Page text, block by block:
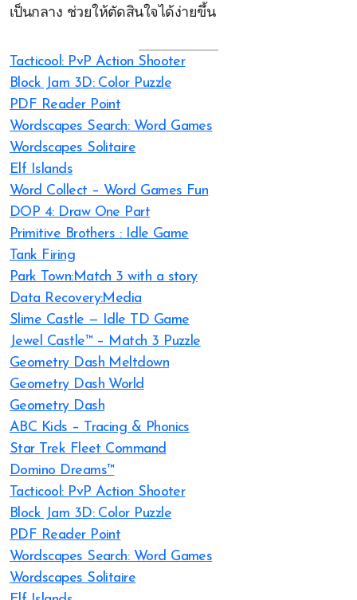
เป็นกลาง ช่วยให้ตัดสินใจได้ง่ายขึ้น
Tacticool: PvP Action Shooter
Block Jam 3D: Color Puzzle
PDF Reader Point
Wordscapes Search: Word Games
Wordscapes Solitaire
Elf Islands
Word Collect – Word Games Fun
DOP 4: Draw One Part
Primitive Brothers : Idle Game
Tank Firing
Park Town:Match 3 with a story
Data Recovery:Media
Slime Castle — Idle TD Game
Jewel Castle™ – Match 3 Puzzle
Geometry Dash Meltdown
Geometry Dash World
Geometry Dash
ABC Kids – Tracing & Phonics
Star Trek Fleet Command
Domino Dreams™
Tacticool: PvP Action Shooter
Block Jam 3D: Color Puzzle
PDF Reader Point
Wordscapes Search: Word Games
Wordscapes Solitaire